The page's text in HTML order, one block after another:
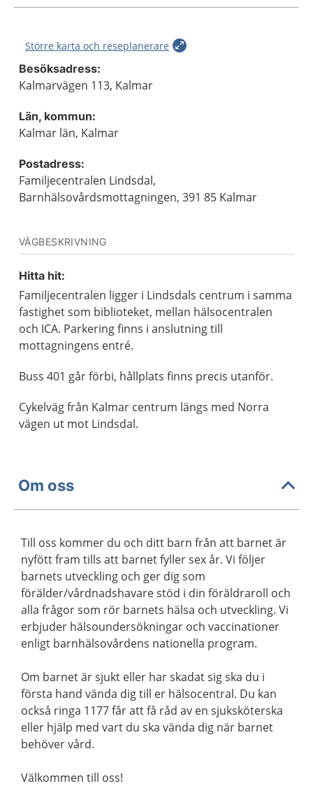
Större karta och reseplanerare
Besöksadress:
Kalmarvägen 113, Kalmar
Län, kommun:
Kalmar län, Kalmar
Postadress:
Familjecentralen Lindsdal,
Barnhälsovårdsmottagningen, 391 85 Kalmar
VÄGBESKRIVNING
Hitta hit:
Familjecentralen ligger i Lindsdals centrum i samma
fastighet som biblioteket, mellan hälsocentralen
och ICA. Parkering finns i anslutning till
mottagningens entré.
Buss 401 går förbi, hållplats finns precis utanför.
Cykelväg från Kalmar centrum längs med Norra
vägen ut mot Lindsdal.
Om oss
Till oss kommer du och ditt barn från att barnet är
nyfött fram tills att barnet fyller sex år. Vi följer
barnets utveckling och ger dig som
förälder/vårdnadshavare stöd i din föräldraroll och
alla frågor som rör barnets hälsa och utveckling. Vi
erbjuder hälsoundersökningar och vaccinationer
enligt barnhälsovårdens nationella program.
Om barnet är sjukt eller har skadat sig ska du i
första hand vända dig till er hälsocentral. Du kan
också ringa 1177 får att få råd av en sjuksköterska
eller hjälp med vart du ska vända dig när barnet
behöver vård.
Välkommen till oss!